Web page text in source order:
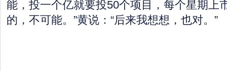
能，投一个亿就要投50个项目，每个星期上
的，不可能。”黄说：“后来我想想，也对。”